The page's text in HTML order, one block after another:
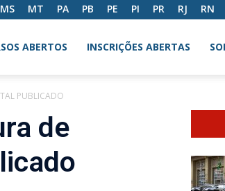
MS MT PA PB PE PI PR RJ RN
ABERTOS INSCRIÇÕES ABERTAS
PUBLICADO
de